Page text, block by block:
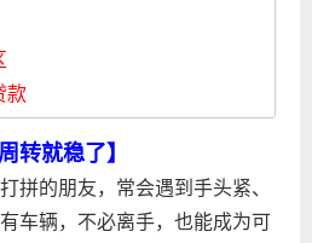
款
转就稳了】
拼的朋友，常会遇到手头紧、
车辆，不必离手，也能成为可